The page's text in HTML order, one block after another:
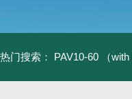
热门搜索： PAV10-60 （